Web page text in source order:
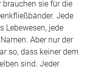
brauchen sie für die
Jede
Lebewesen, jede
Aber nur der
so, dass keiner dem
sind. Jeder